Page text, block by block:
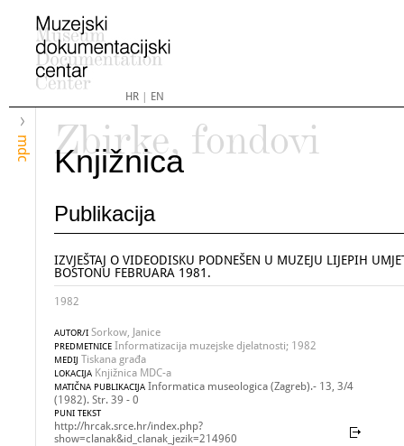
HR| EN
mdc
Zbirke, fondovi
Knjižnica
Publikacija
IZVJEŠTAJ O VIDEODISKU PODNEŠEN U MUZEJU LIJEPIH
BOSTONU FEBRUARA 1981.
1982
AUTOR/I Sorkow, Janice
PREDMETNICE Informatizacija muzejske djelatnosti; 1982
MEDIJ Tiskana građa
LOKACIJA Knjižnica MDC-a
MATIČNA PUBLIKACIJA Informatica museologica (Zagreb).- 13, 3/4
(1982). Str. 39 - 0
PUNI TEKST
http://hrcak.srce.hr/index.php?
show=clanak&id_clanak_jezik=214960